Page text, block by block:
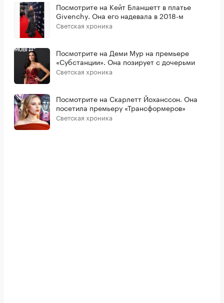
Посмотрите на Кейт Бланшетт в платье
Givenchy. Она его надевала в 2018-м
Светская хроника
Посмотрите на Деми Мур на премьере
«Субстанции». Она позирует с дочерьми
Светская хроника
Посмотрите на Скарлетт Йоханссон. Она
посетила премьеру «Трансформеров»
Светская хроника